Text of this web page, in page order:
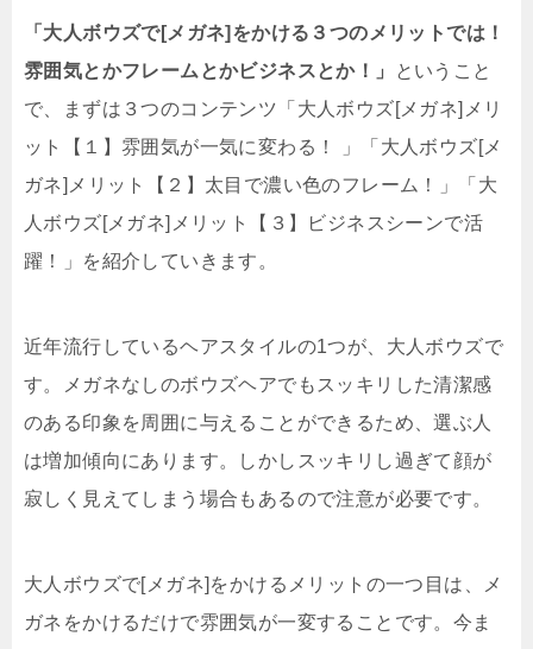
「大人ボウズで[メガネ]をかける３つのメリットでは！
雰囲気とかフレームとかビジネスとか！」
ということ
で、まずは３つのコンテンツ「大人ボウズ[メガネ]メリ
ット【１】雰囲気が一気に変わる！ 」「大人ボウズ[メ
ガネ]メリット【２】太目で濃い色のフレーム！」「大
人ボウズ[メガネ]メリット【３】ビジネスシーンで活
躍！」を紹介していきます。
近年流行しているヘアスタイルの1つが、大人ボウズで
す。メガネなしのボウズヘアでもスッキリした清潔感
のある印象を周囲に与えることができるため、選ぶ人
は増加傾向にあります。しかしスッキリし過ぎて顔が
寂しく見えてしまう場合もあるので注意が必要です。
大人ボウズで[メガネ]をかけるメリットの一つ目は、メ
ガネをかけるだけで雰囲気が一変することです。今ま